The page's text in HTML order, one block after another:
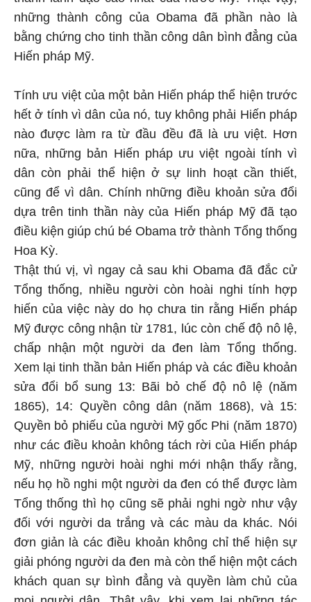
những thành công của Obama đã phần nào là
bằng chứng cho tinh thần công dân bình đẳng của
Hiến pháp Mỹ.
Tính ưu việt của một bản Hiến pháp thể hiện trước
hết ở tính vì dân của nó, tuy không phải Hiến pháp
nào được làm ra từ đầu đều đã là ưu việt. Hơn
nữa, những bản Hiến pháp ưu việt ngoài tính vì
dân còn phải thể hiện ở sự linh hoạt cần thiết,
cũng để vì dân. Chính những điều khoản sửa đổi
dựa trên tinh thần này của Hiến pháp Mỹ đã tạo
điều kiện giúp chú bé Obama trở thành Tổng thống
Hoa Kỳ.
Thật thú vị, vì ngay cả sau khi Obama đã đắc cử
Tổng thống, nhiều người còn hoài nghi tính hợp
hiến của việc này do họ chưa tin rằng Hiến pháp
Mỹ được công nhận từ 1781, lúc còn chế độ nô lệ,
chấp nhận một người da đen làm Tổng thống.
Xem lại tinh thần bản Hiến pháp và các điều khoản
sửa đổi bổ sung 13: Bãi bỏ chế độ nô lệ (năm
1865), 14: Quyền công dân (năm 1868), và 15:
Quyền bỏ phiếu của người Mỹ gốc Phi (năm 1870)
như các điều khoản không tách rời của Hiến pháp
Mỹ, những người hoài nghi mới nhận thấy rằng,
nếu họ hồ nghi một người da đen có thể được làm
Tổng thống thì họ cũng sẽ phải nghi ngờ như vậy
đối với người da trắng và các màu da khác. Nói
đơn giản là các điều khoản không chỉ thể hiện sự
giải phóng người da đen mà còn thể hiện một cách
khách quan sự bình đẳng và quyền làm chủ của